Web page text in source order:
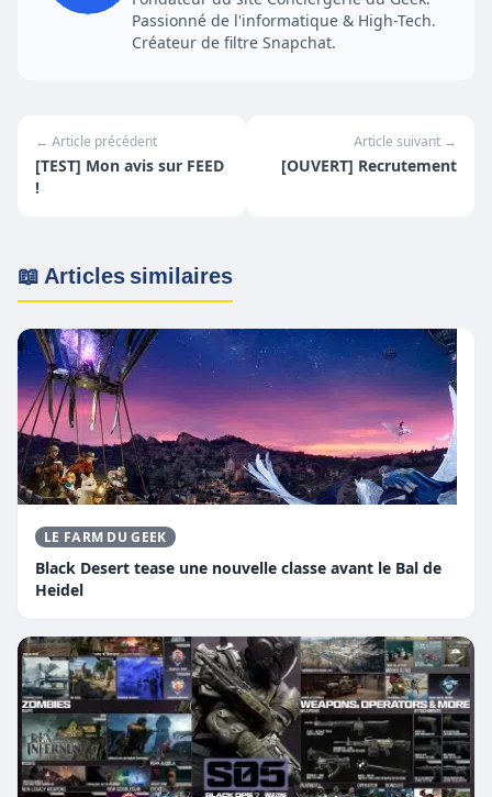
Passionné de l'informatique & High-Tech.
Créateur de filtre Snapchat.
← Article précédent
[TEST] Mon avis sur FEED
!
Article suivant →
[OUVERT] Recrutement
📖 Articles similaires
LE FARM DU GEEK
Black Desert tease une nouvelle classe avant le Bal de
Heidel